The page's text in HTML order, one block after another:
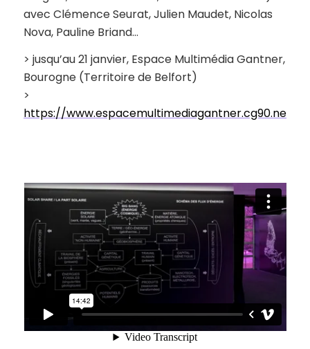
avec Clémence Seurat, Julien Maudet, Nicolas
Nova, Pauline Briand…
> jusqu’au 21 janvier, Espace Multimédia Gantner,
Bourogne (Territoire de Belfort)
>
https://www.espacemultimediagantner.cg90.net/